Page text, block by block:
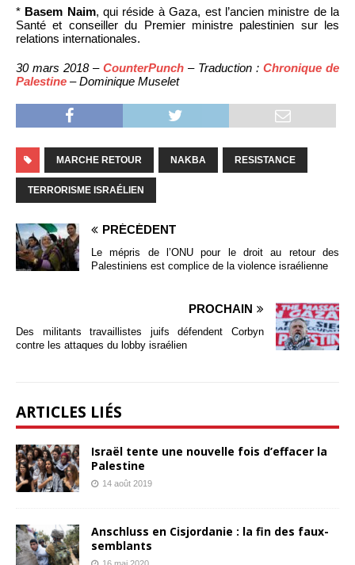
* Basem Naim, qui réside à Gaza, est l’ancien ministre de la
Santé et conseiller du Premier ministre palestinien sur les
relations internationales.
30 mars 2018 – CounterPunch – Traduction : Chronique de
Palestine – Dominique Muselet
MARCHE RETOUR NAKBA RESISTANCE
TERRORISME ISRAÉLIEN
PRÉCÉDENT
Le mépris de l’ONU pour le droit au retour des
Palestiniens est complice de la violence israélienne
PROCHAIN
Des militants travaillistes juifs défendent Corbyn
contre les attaques du lobby israélien
ARTICLES LIÉS
Israël tente une nouvelle fois d’effacer la
Palestine
14 août 2019
Anschluss en Cisjordanie : la fin des faux-
semblants